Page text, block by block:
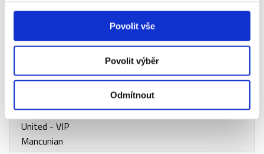
Povolit vše
Povolit výběr
Odmítnout
United - VIP
Manchester
Newcastle
United - VIP
Mancunian
Ano +15 800 Kč